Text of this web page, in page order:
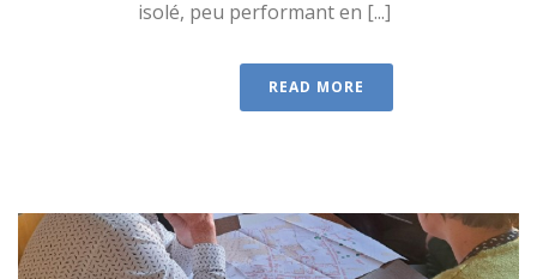
isolé, peu performant en [...]
READ MORE